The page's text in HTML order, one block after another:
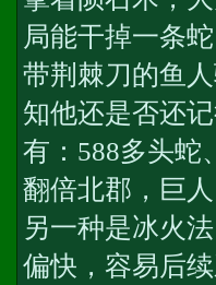
局能干掉一条
带荆棘刀的鱼
知他还是否还
有：588多头蛇
翻倍北郡，巨
另一种是冰火
偏快，容易后